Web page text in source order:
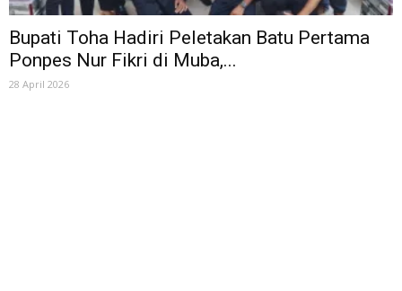
Bupati Toha Hadiri Peletakan Batu Pertama
Ponpes Nur Fikri di Muba,...
28 April 2026